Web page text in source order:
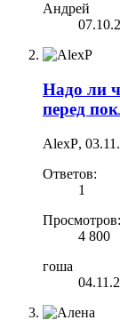
Андрей
Надо ли
перед
AlexP,
Ответов:
1
Просмотров:
4 800
гоша